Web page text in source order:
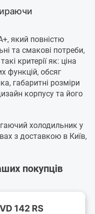
який повністю
та смакові потреби,
критерії як: ціна
функцій, обсяг
габаритні розміри
корпусу та його
холодильник у
з доставкою в Київ,
покупців
142 RS